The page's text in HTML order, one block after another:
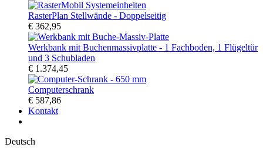
RasterPlan Stellwände - Doppelseitig
€ 362,95
Werkbank mit Buchenmassivplatte - 1 Fachboden, 1 Flügeltür
und 3 Schubladen
€ 1.374,45
Computerschrank
€ 587,86
Kontakt
Deutsch